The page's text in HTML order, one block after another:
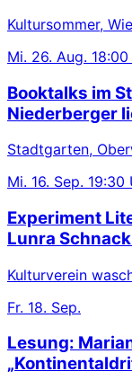
Kultursommer,
Mi. 26. Aug.
Booktalks im
Niederberger
Stadtgarten,
Mi. 16. Sep. 19:30
Experiment
Lunra
Kulturverein
Fr. 18. Sep.
Lesung: